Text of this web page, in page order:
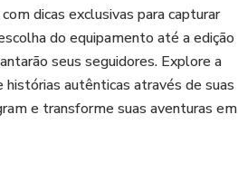
dicas exclusivas para capturar
do equipamento até a edição
seus seguidores. Explore a
autênticas através de suas
e transforme suas aventuras em